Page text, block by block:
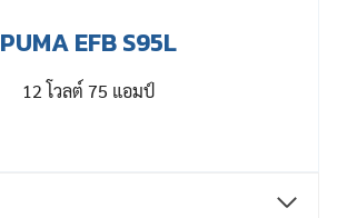
PUMA EFB S95L
12 โวลต์ 75 แอมป์